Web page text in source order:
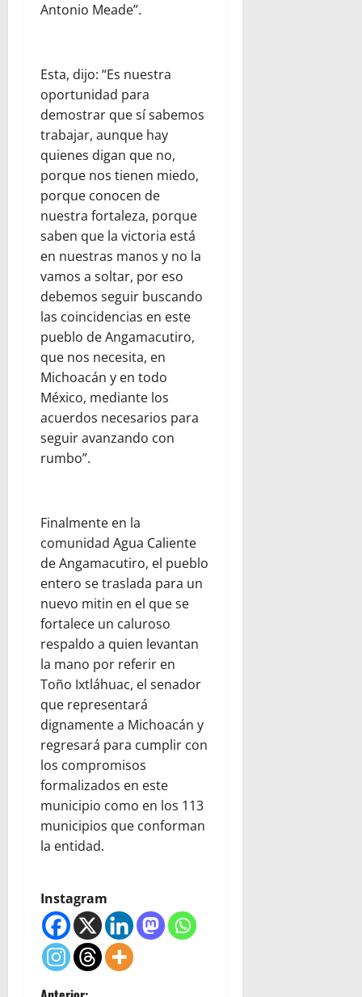
Antonio Meade”.
Esta, dijo: “Es nuestra
oportunidad para
demostrar que sí sabemos
trabajar, aunque hay
quienes digan que no,
porque nos tienen miedo,
porque conocen de
nuestra fortaleza, porque
saben que la victoria está
en nuestras manos y no la
vamos a soltar, por eso
debemos seguir buscando
las coincidencias en este
pueblo de Angamacutiro,
que nos necesita, en
Michoacán y en todo
México, mediante los
acuerdos necesarios para
seguir avanzando con
rumbo”.
Finalmente en la
comunidad Agua Caliente
de Angamacutiro, el pueblo
entero se traslada para un
nuevo mitin en el que se
fortalece un caluroso
respaldo a quien levantan
la mano por referir en
Toño Ixtláhuac, el senador
que representará
dignamente a Michoacán y
regresará para cumplir con
los compromisos
formalizados en este
municipio como en los 113
municipios que conforman
la entidad.
Instagram